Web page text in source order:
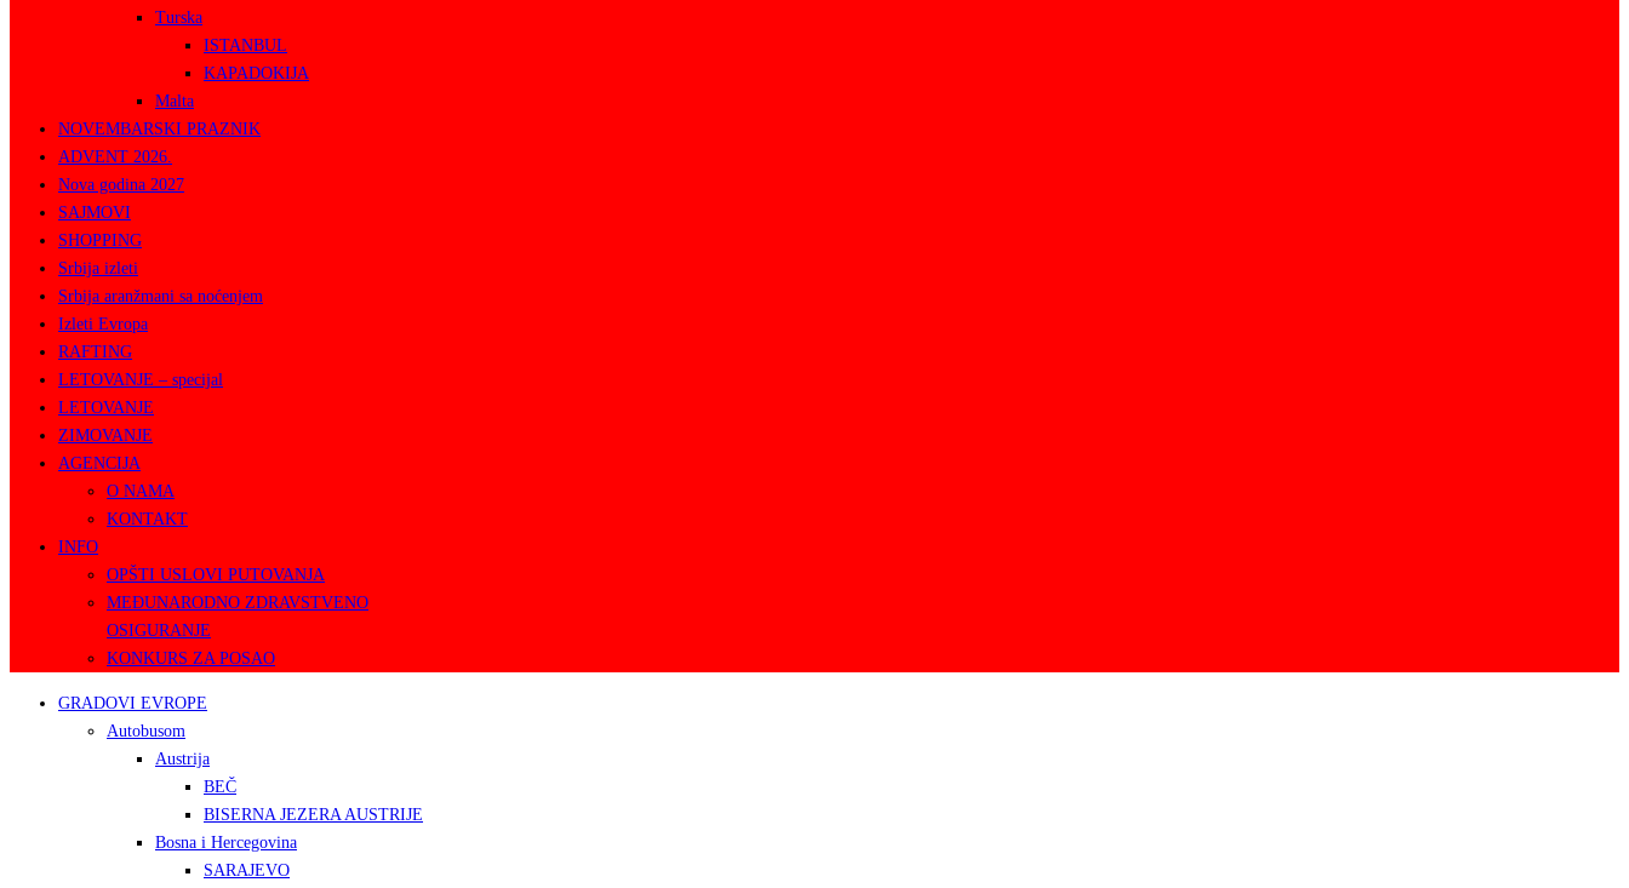
Turska
ISTANBUL
KAPADOKIJA
Malta
NOVEMBARSKI PRAZNIK
ADVENT 2026.
Nova godina 2027
SAJMOVI
SHOPPING
Srbija izleti
Srbija aranžmani sa noćenjem
Izleti Evropa
RAFTING
LETOVANJE – specijal
LETOVANJE
ZIMOVANJE
AGENCIJA
O NAMA
KONTAKT
INFO
OPŠTI USLOVI PUTOVANJA
MEĐUNARODNO ZDRAVSTVENO
OSIGURANJE
KONKURS ZA POSAO
GRADOVI EVROPE
Autobusom
Austrija
BEČ
BISERNA JEZERA AUSTRIJE
Bosna i Hercegovina
SARAJEVO